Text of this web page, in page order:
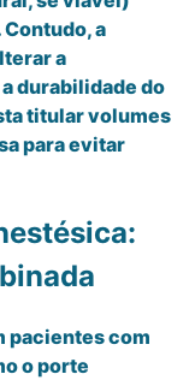
a
a
durabilidade do
titular volumes
para evitar
pacientes com
o porte